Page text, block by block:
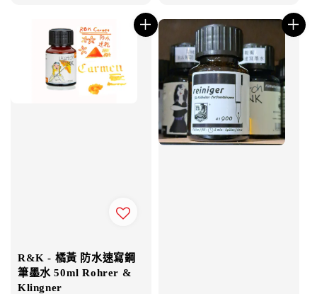
R&K - 橘黃 防水速寫鋼
筆墨水 50ml Rohrer &
Klingner